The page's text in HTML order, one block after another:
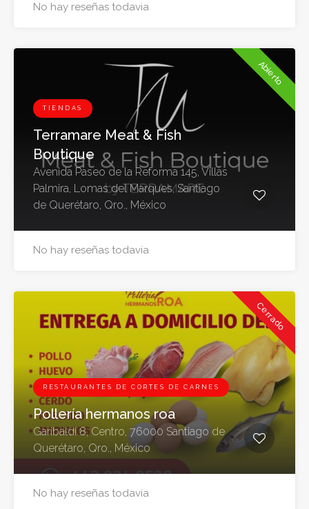
No hay reseñas todavia
Abierto
TIENDAS
Terramare Meat & Fish
Boutique
Avenida Paseo de la Reforma 145, Villas
Palmira, Lomas del Marques, Santiago
de Querétaro, Qro., México
No hay reseñas todavia
Cerrado
RESTAURANTES DE CORTES DE CARNES
Pollería hermanos roa
Garibaldi 8, Centro, 76000 Santiago de
Querétaro, Qro., México
No hay reseñas todavia